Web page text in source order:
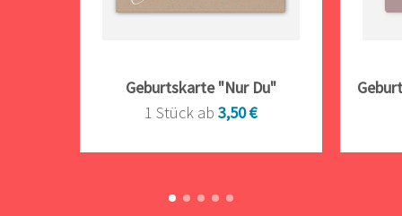
Geburtskarte "Nur Du"
1 Stück ab 3,50 €